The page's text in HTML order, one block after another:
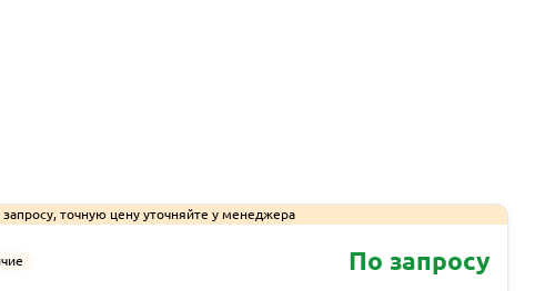
точную цену уточняйте у менеджера
По запросу